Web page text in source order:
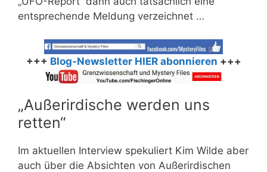
entsprechende Meldung verzeichnet …
+++ Blog-Newsletter HIER abonnieren +++
„Außerirdische werden uns
retten“
Im aktuellen Interview spekuliert Kim Wilde aber
auch über die Absichten von Außerirdischen